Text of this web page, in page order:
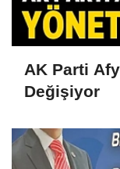
AK Parti
Değişiyor